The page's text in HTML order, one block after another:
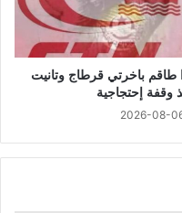
طاقم باخرتي قرطاج وتانيت
وقفة إحتجاجية
2026-08-